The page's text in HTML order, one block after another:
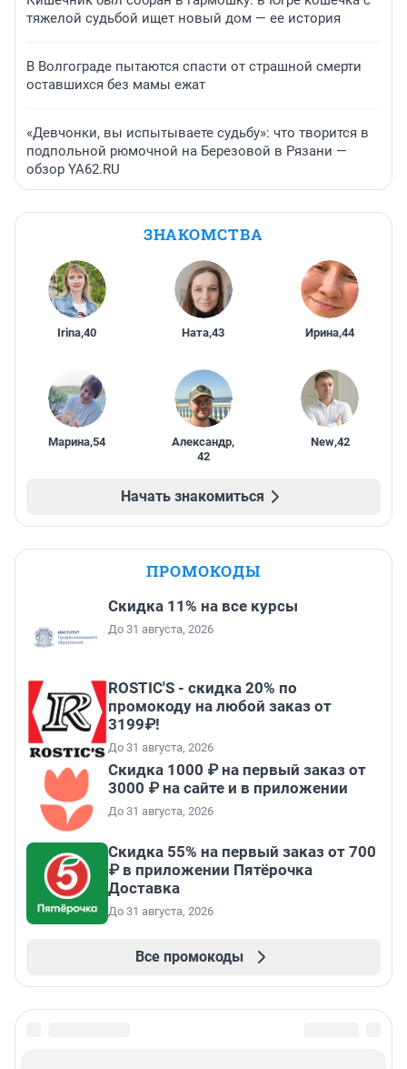
тяжелой судьбой ищет новый дом — ее история
В Волгограде пытаются спасти от страшной смерти
оставшихся без мамы ежат
«Девчонки, вы испытываете судьбу»: что творится в
подпольной рюмочной на Березовой в Рязани —
обзор YA62.RU
ЗНАКОМСТВА
Irina,40 Ната,43 Ирина,44
Марина,54 Александр,
42
New,42
Начать знакомиться
ПРОМОКОДЫ
Скидка 11% на все курсы
До 31 августа, 2026
ROSTIC'S - скидка 20% по
промокоду на любой заказ от
3199₽!
До 31 августа, 2026
Скидка 1000 ₽ на первый заказ от
3000 ₽ на сайте и в приложении
До 31 августа, 2026
Скидка 55% на первый заказ от 700
₽ в приложении Пятёрочка
Доставка
До 31 августа, 2026
Все промокоды